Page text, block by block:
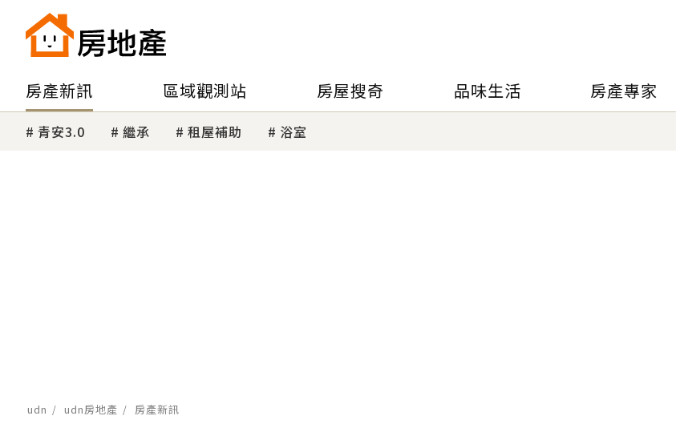
房產新訊 區域觀測站 房屋搜奇 品味生活 房產專家
青安3.0 繼承 租屋補助 浴室
udn udn房地產 房產新訊